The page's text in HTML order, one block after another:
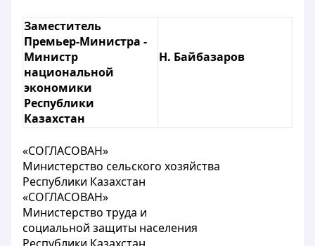
Заместитель
Премьер-Министра -
Министр
национальной
экономики
Республики
Казахстан
Н. Байбазаров
«СОГЛАСОВАН»
Министерство сельского хозяйства
Республики Казахстан
«СОГЛАСОВАН»
Министерство труда и
социальной защиты населения